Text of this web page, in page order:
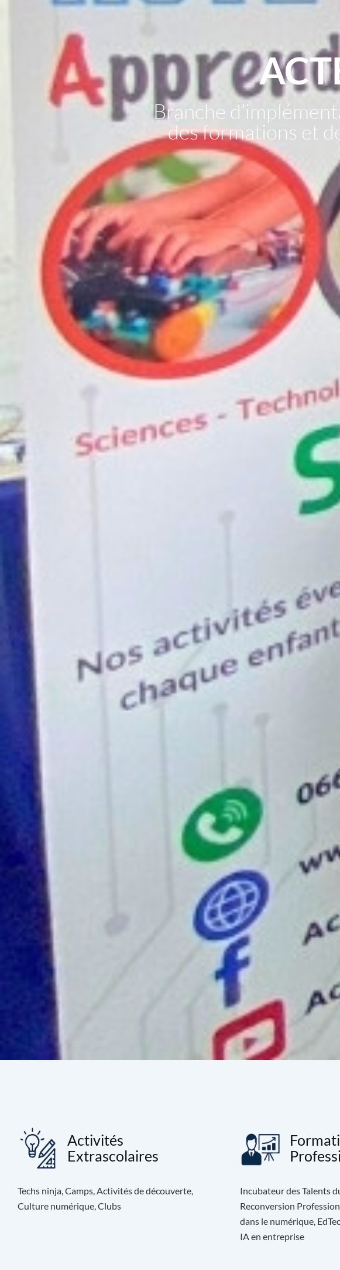
Branche
des formations et
Activités
Extrascolaires
Techs ninja, Camps, Activités de découverte,
Culture numérique, Clubs
Incubateur des Talents
Reconversion
dans le numérique,
IA en entreprise